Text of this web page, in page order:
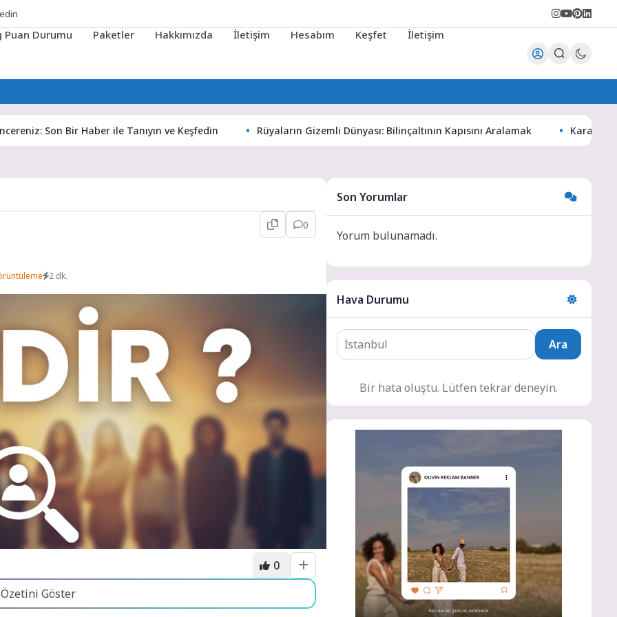
Puan Durumu Paketler Hakkımızda İletişim Hesabım Keşfet İletişim
Son Bir Haber ile Tanıyın ve Keşfedin Rüyaların Gizemli Dünyası: Bilinçaltının Kapısını Aralamak Karaman Haber
0
2 dk.
0
Özetini Göster
Son Yorumlar
Yorum bulunamadı.
Hava Durumu
Ara
Bir hata oluştu. Lütfen tekrar deneyin.